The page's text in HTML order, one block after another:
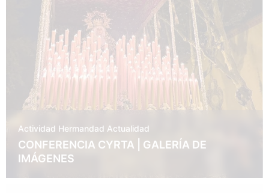
Actividad Hermandad Actualidad
CONFERENCIA CYRTA | GALERÍA DE
IMÁGENES